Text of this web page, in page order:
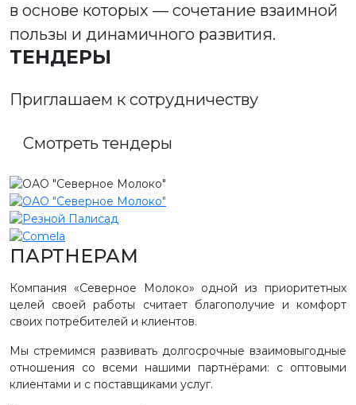
в основе которых — сочетание взаимной
пользы и динамичного развития.
ТЕНДЕРЫ
Приглашаем к сотрудничеству
Смотреть тендеры
ПАРТНЕРАМ
Компания «Северное Молоко» одной из приоритетных
целей своей работы считает благополучие и комфорт
своих потребителей и клиентов.
Мы стремимся развивать долгосрочные взаимовыгодные
отношения со всеми нашими партнёрами: с оптовыми
клиентами и с поставщиками услуг.